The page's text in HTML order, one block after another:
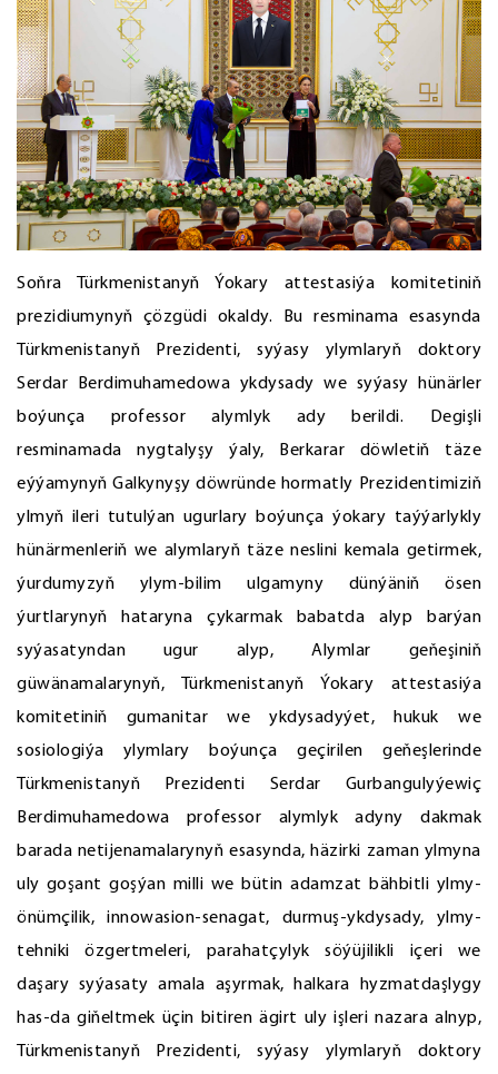
Soňra Türkmenistanyň Ýokary attestasiýa komitetiniň
prezidiumynyň çözgüdi okaldy. Bu resminama esasynda
Türkmenistanyň Prezidenti, syýasy ylymlaryň doktory
Serdar Berdimuhamedowa ykdysady we syýasy hünärler
boýunça professor alymlyk ady berildi. Degişli
resminamada nygtalyşy ýaly, Berkarar döwletiň täze
eýýamynyň Galkynyşy döwründe hormatly Prezidentimiziň
ylmyň ileri tutulýan ugurlary boýunça ýokary taýýarlykly
hünärmenleriň we alymlaryň täze neslini kemala getirmek,
ýurdumyzyň ylym-bilim ulgamyny dünýäniň ösen
ýurtlarynyň hataryna çykarmak babatda alyp barýan
syýasatyndan ugur alyp, Alymlar geňeşiniň
güwänamalarynyň, Türkmenistanyň Ýokary attestasiýa
komitetiniň gumanitar we ykdysadyýet, hukuk we
sosiologiýa ylymlary boýunça geçirilen geňeşlerinde
Türkmenistanyň Prezidenti Serdar Gurbangulyýewiç
Berdimuhamedowa professor alymlyk adyny dakmak
barada netijenamalarynyň esasynda, häzirki zaman ylmyna
uly goşant goşýan milli we bütin adamzat bähbitli ylmy-
önümçilik, innowasion-senagat, durmuş-ykdysady, ylmy-
tehniki özgertmeleri, parahatçylyk söýüjilikli içeri we
daşary syýasaty amala aşyrmak, halkara hyzmatdaşlygy
has-da giňeltmek üçin bitiren ägirt uly işleri nazara alnyp,
Türkmenistanyň Prezidenti, syýasy ylymlaryň doktory